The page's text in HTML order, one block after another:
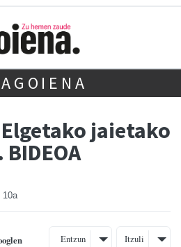
jaietako
10a
Entzun Itzuli